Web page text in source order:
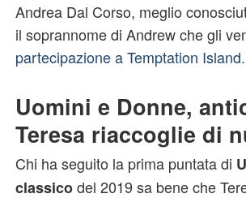
Andrea Dal Corso, meglio
il soprannome di Andrew che gli
partecipazione a Temptation Island.
Uomini e Donne,
Teresa riaccoglie di
Chi ha seguito la prima puntata di
classicodel 2019 sa bene che